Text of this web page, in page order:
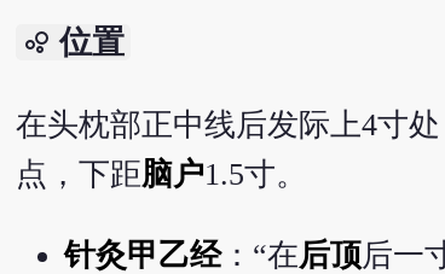
bubble_chart 位置
在头枕部正中线后发际上4寸处
点，下距脑户1.5寸。
针灸甲乙经：“在后顶后一